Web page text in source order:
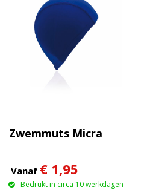
Zwemmuts Micra
Vanaf € 1,95
Bedrukt in circa 10 werkdagen